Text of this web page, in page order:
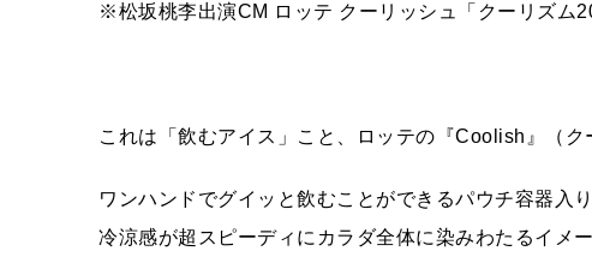
※松坂桃李出演CM ロッテ クーリッシュ「クーリズム
これは「飲むアイス」こと、ロッテの『Coolish』（ク
ワンハンドでグイッと飲むことができるパウチ容器入
冷涼感が超スピーディにカラダ全体に染みわたるイメ